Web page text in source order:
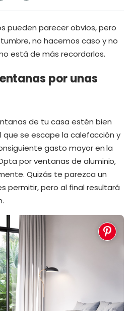
pueden parecer obvios, pero
no hacemos caso y no
está de más recordarlos.
por unas
de tu casa estén bien
que se escape la calefacción y
gasto mayor en la
por ventanas de aluminio,
Quizás te parezca un
permitir, pero al final resultará